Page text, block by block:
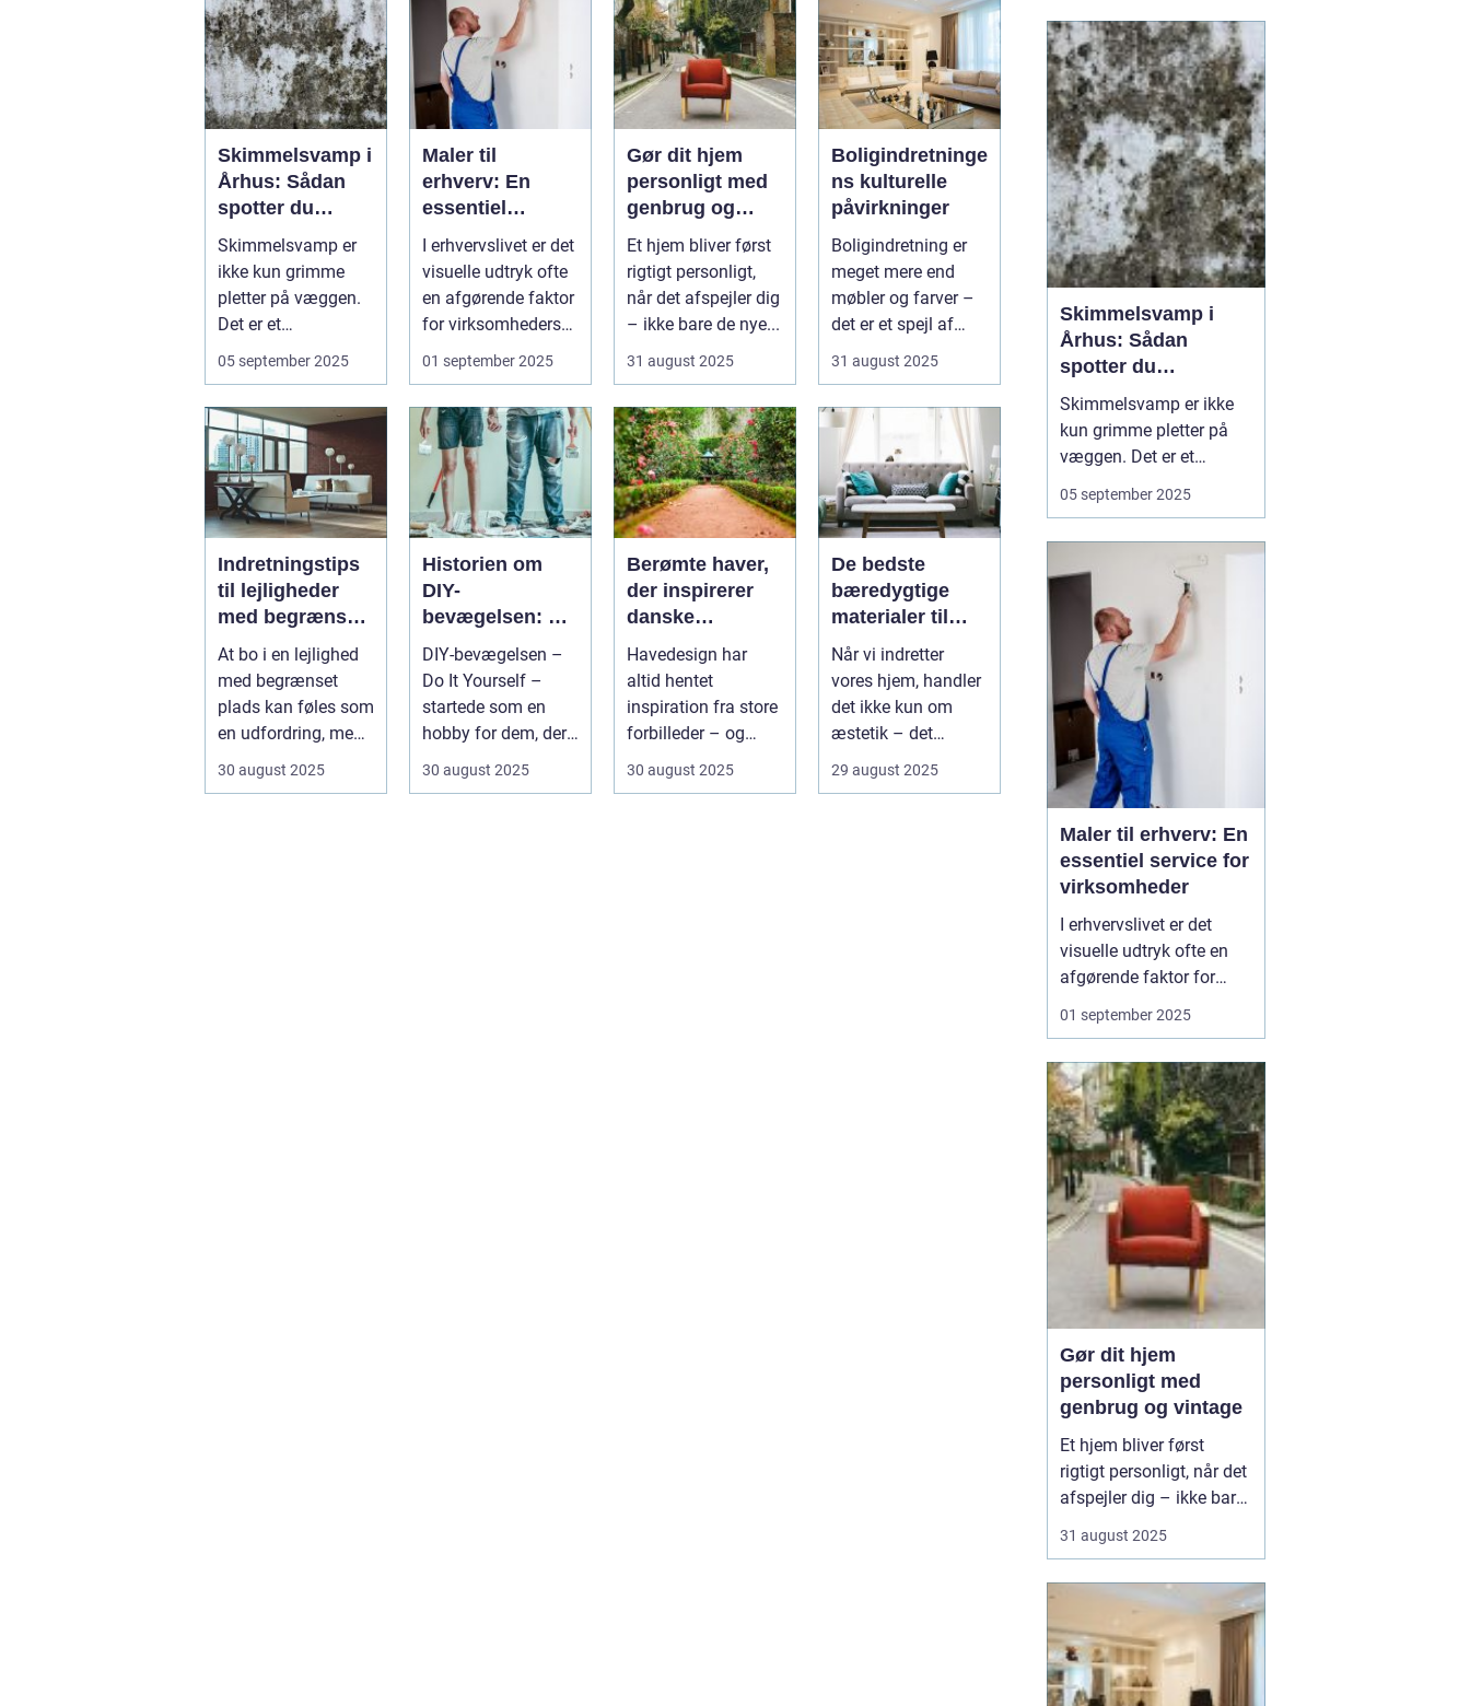
Skimmelsvamp i
Århus: Sådan
spotter du
problemet
Skimmelsvamp er
ikke kun grimme
pletter på væggen.
Det er et
sundhedsproblem,
der ofte s...
05 september 2025
Maler til
erhverv: En
essentiel
service for
virksomheder
I erhvervslivet er det
visuelle udtryk ofte
en afgørende faktor
for virksomheders
succes. En ...
01 september 2025
Gør dit hjem
personligt med
genbrug og
vintage
Et hjem bliver først
rigtigt personligt,
når det afspejler dig
– ikke bare de nye...
31 august 2025
Boligindretninge
ns kulturelle
påvirkninger
Boligindretning er
meget mere end
møbler og farver –
det er et spejl af
31 august 2025
Indretningstips
til lejligheder
med begrænset
plads
At bo i en lejlighed
med begrænset
plads kan føles som
en udfordring, men
30 august 2025
Historien om
DIY-
bevægelsen: Fra
hobby til livsstil
DIY-bevægelsen –
Do It Yourself –
startede som en
hobby for dem, der
30 august 2025
Berømte haver,
der inspirerer
danske
havedesigns
Havedesign har
altid hentet
inspiration fra store
forbilleder – og
vi kende...
30 august 2025
De bedste
bæredygtige
materialer til
boligindretning
Når vi indretter
vores hjem, handler
det ikke kun om
æstetik – det
29 august 2025
kultur og tidsånd. Hvert
træ, hver sten og hver
dam er ofte placeret med
en mening, der r...
Skimmelsvamp i
Århus: Sådan
spotter du
problemet
Skimmelsvamp er ikke
kun grimme pletter på
væggen. Det er et
sundhedsproblem, der
ofte skyldes fugt,
ventilation. I Århus
spiller kystnært klima,
ældre ejendomme og
tætte renoveri...
05 september 2025
Maler til erhverv: En
essentiel service for
virksomheder
I erhvervslivet er det
visuelle udtryk ofte en
afgørende faktor for
virksomheders succes.
En flot og velholdt
et godt
førstehåndsindtryk; det
kan også påvirke
arbejdsmiljøet og
medarbejder...
01 september 2025
Gør dit hjem
personligt med
genbrug og vintage
Et hjem bliver først
rigtigt personligt, når det
afspejler dig – ikke bare
boligmagasinerne. Med
du skabe et unikt udtryk,
der både fortæller
historier og giver rummet
karakte...
31 august 2025